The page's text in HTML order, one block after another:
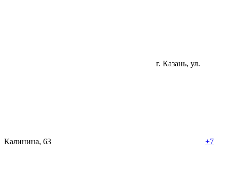
г. Казань, ул.
Калинина, 63 +7